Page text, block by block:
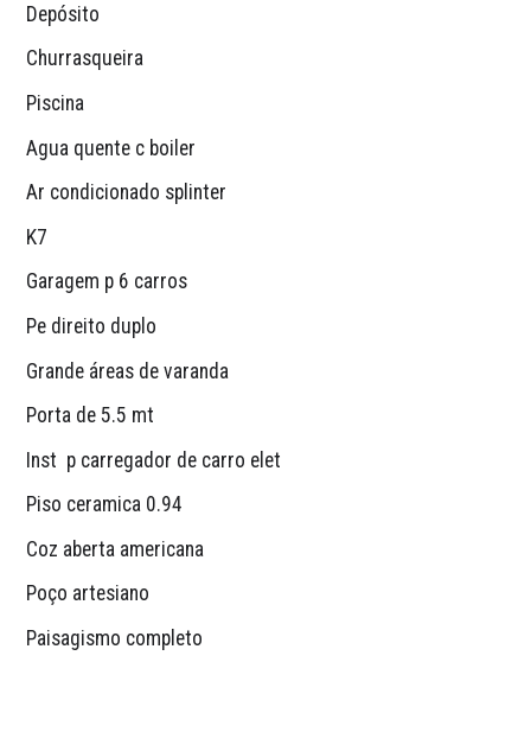
Depósito
Churrasqueira
Piscina
Agua quente c boiler
Ar condicionado splinter
K7
Garagem p 6 carros
Pe direito duplo
Grande áreas de varanda
Porta de 5.5 mt
Inst  p carregador de carro elet
Piso ceramica 0.94
Coz aberta americana
Poço artesiano
Paisagismo completo